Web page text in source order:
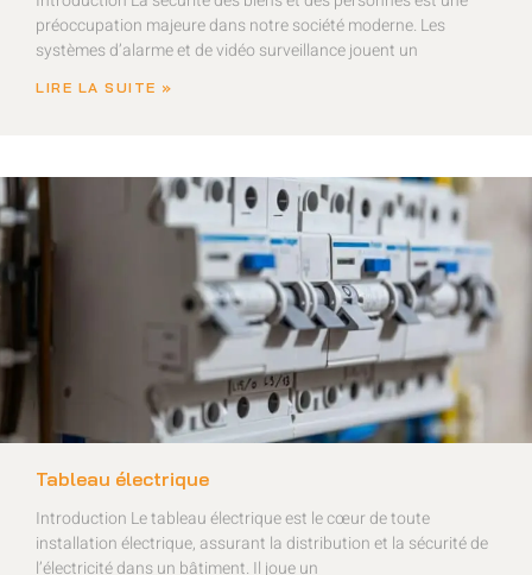
préoccupation majeure dans notre société moderne. Les
systèmes d’alarme et de vidéo surveillance jouent un
LIRE LA SUITE »
Tableau électrique
Introduction Le tableau électrique est le cœur de toute
installation électrique, assurant la distribution et la sécurité de
l’électricité dans un bâtiment. Il joue un